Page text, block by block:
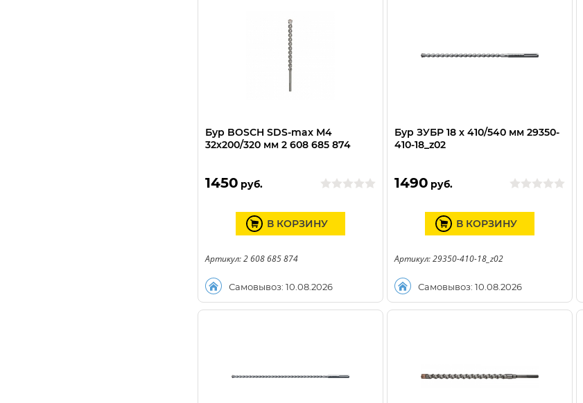
Бур BOSCH SDS-max М4
32х200/320 мм 2 608 685 874
1450 руб.
Самовывоз: 10.08.2026
В КОРЗИНУ
Артикул: 2 608 685 874
Бур ЗУБР 18 x 410/540 мм 29350-
410-18_z02
1490 руб.
Самовывоз: 10.08.2026
В КОРЗИНУ
Артикул: 29350-410-18_z02